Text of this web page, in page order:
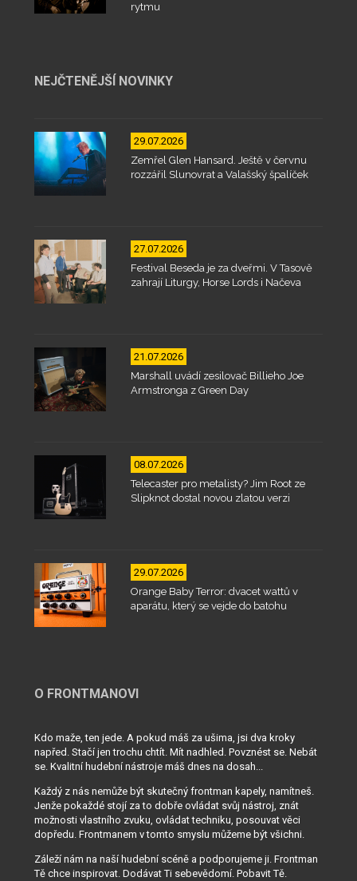
rytmu
NEJČTENĚJŠÍ NOVINKY
29.07.2026
Zemřel Glen Hansard. Ještě v červnu
rozzářil Slunovrat a Valašský špalíček
27.07.2026
Festival Beseda je za dveřmi. V Tasově
zahrají Liturgy, Horse Lords i Načeva
21.07.2026
Marshall uvádí zesilovač Billieho Joe
Armstronga z Green Day
08.07.2026
Telecaster pro metalisty? Jim Root ze
Slipknot dostal novou zlatou verzi
29.07.2026
Orange Baby Terror: dvacet wattů v
aparátu, který se vejde do batohu
O FRONTMANOVI
Kdo maže, ten jede. A pokud máš za ušima, jsi dva kroky
napřed. Stačí jen trochu chtít. Mít nadhled. Povznést se. Nebát
se. Kvalitní hudební nástroje máš dnes na dosah...
Každý z nás nemůže být skutečný frontman kapely, namítneš.
Jenže pokaždé stojí za to dobře ovládat svůj nástroj, znát
možnosti vlastního zvuku, ovládat techniku, posouvat věci
dopředu. Frontmanem v tomto smyslu můžeme být všichni.
Záleží nám na naší hudební scéně a podporujeme ji. Frontman
Tě chce inspirovat. Dodávat Ti sebevědomí. Pobavit Tě.